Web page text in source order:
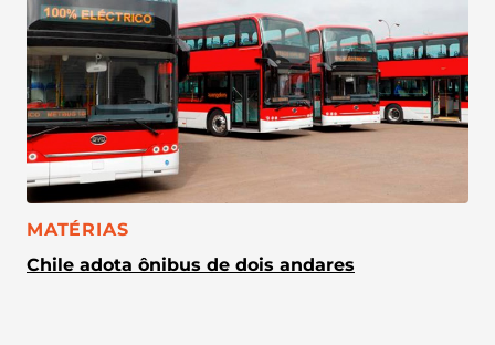
CATEGORIA:
MATÉRIAS
Chile adota ônibus de dois andares